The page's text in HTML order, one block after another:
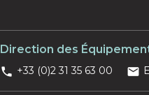
Direction des
 +33 (0)2 31 35 63 00 